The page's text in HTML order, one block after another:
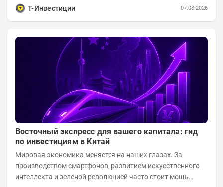
Т-Инвестиции
07.08.2026
Восточный экспресс для вашего капитала: гид
по инвестициям в Китай
Мировая экономика меняется на наших глазах. За
производством смартфонов, развитием искусственного
интеллекта и зеленой революцией часто стоит мощь